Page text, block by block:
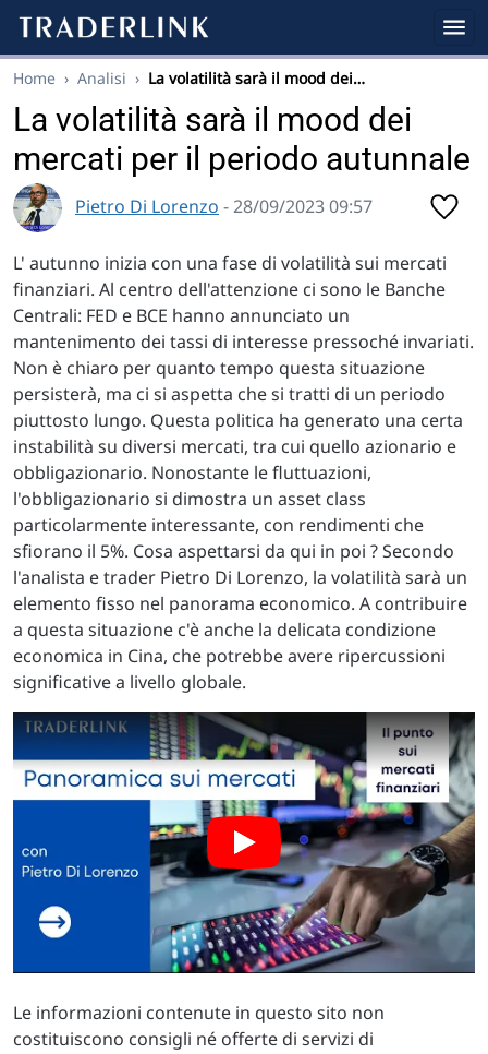
Home › Analisi › La volatilità sarà il mood dei…
La volatilità sarà il mood dei
mercati per il periodo autunnale
Pietro Di Lorenzo - 28/09/2023 09:57
L' autunno inizia con una fase di volatilità sui mercati
finanziari. Al centro dell'attenzione ci sono le Banche
Centrali: FED e BCE hanno annunciato un
mantenimento dei tassi di interesse pressoché invariati.
Non è chiaro per quanto tempo questa situazione
persisterà, ma ci si aspetta che si tratti di un periodo
piuttosto lungo. Questa politica ha generato una certa
instabilità su diversi mercati, tra cui quello azionario e
obbligazionario. Nonostante le fluttuazioni,
l'obbligazionario si dimostra un asset class
particolarmente interessante, con rendimenti che
sfiorano il 5%. Cosa aspettarsi da qui in poi ? Secondo
l'analista e trader Pietro Di Lorenzo, la volatilità sarà un
elemento fisso nel panorama economico. A contribuire
a questa situazione c'è anche la delicata condizione
economica in Cina, che potrebbe avere ripercussioni
significative a livello globale.
Le informazioni contenute in questo sito non
costituiscono consigli né offerte di servizi di